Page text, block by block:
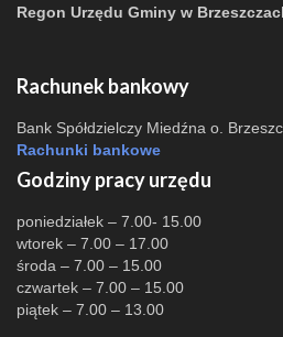
Regon Urzędu Gminy w
Rachunek bankowy
Bank Spółdzielczy Miedźna o.
Rachunki bankowe
Godziny pracy urzędu
poniedziałek – 7.00- 15.00
wtorek – 7.00 – 17.00
środa – 7.00 – 15.00
czwartek – 7.00 – 15.00
piątek – 7.00 – 13.00